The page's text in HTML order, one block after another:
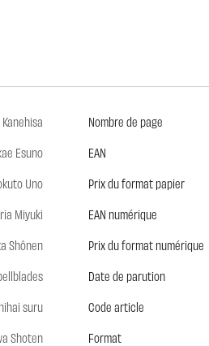
Esuno
Uno
Miyuki
Shônen
suru
Shoten
Nombre de page
EAN
Prix du format papier
EAN numérique
Prix du format numérique
Date de parution
Code article
Format